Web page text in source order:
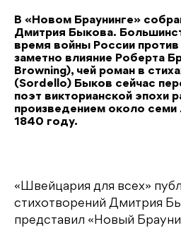
В «Новом Браунинге»
Дмитрия Быкова.
время войны России
заметно влияние Роберта
Browning), чей роман в
(Sordello) Быков сейчас
поэт викторианской эпохи
произведением около семи
1840 году.
«Швейцария для всех»
стихотворений Дмитрия
представил «Новый